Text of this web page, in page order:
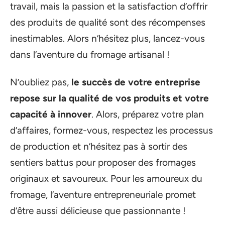
travail, mais la passion et la satisfaction d’offrir
des produits de qualité sont des récompenses
inestimables. Alors n’hésitez plus, lancez-vous
dans l’aventure du fromage artisanal !
N’oubliez pas, le succès de votre entreprise
repose sur la qualité de vos produits et votre
capacité à innover. Alors, préparez votre plan
d’affaires, formez-vous, respectez les processus
de production et n’hésitez pas à sortir des
sentiers battus pour proposer des fromages
originaux et savoureux. Pour les amoureux du
fromage, l’aventure entrepreneuriale promet
d’être aussi délicieuse que passionnante !